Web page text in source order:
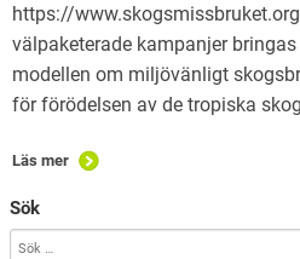
https://
välpaketerade kampanjer
modellen om miljövänligt
för förödelsen av de tropiska
Läs mer
Sök